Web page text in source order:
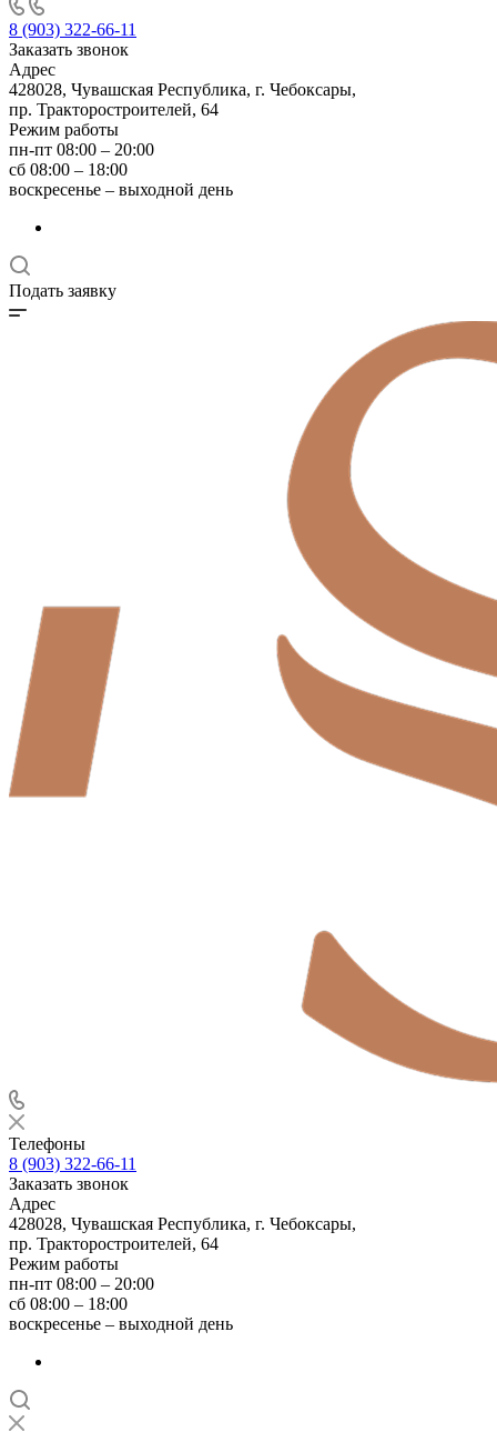
8 (903) 322-66-11
Заказать звонок
Адрес
428028, Чувашская Республика, г. Чебоксары,
пр. Тракторостроителей, 64
Режим работы
пн-пт 08:00 – 20:00
сб 08:00 – 18:00
воскресенье – выходной день
Подать заявку
Телефоны
8 (903) 322-66-11
Заказать звонок
Адрес
428028, Чувашская Республика, г. Чебоксары,
пр. Тракторостроителей, 64
Режим работы
пн-пт 08:00 – 20:00
сб 08:00 – 18:00
воскресенье – выходной день